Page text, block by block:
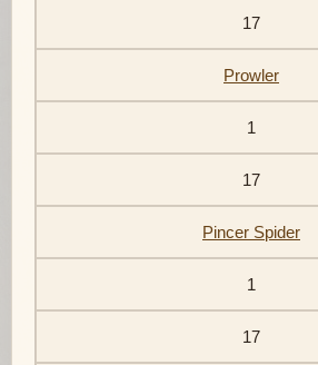
17
Prowler
1
17
Pincer Spider
1
17